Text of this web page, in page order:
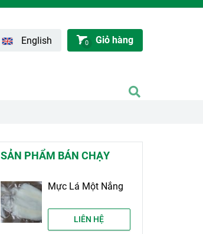
SẢN PHẨM BÁN CHẠY
Mực Lá Một Nắng
LIÊN HỆ
English 0 Giỏ hàng